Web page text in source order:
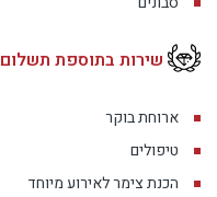
שירות בתוספת תשלום
ארוחת בוקר
טיפולים
הכנת צימר לאירוע מיוחד